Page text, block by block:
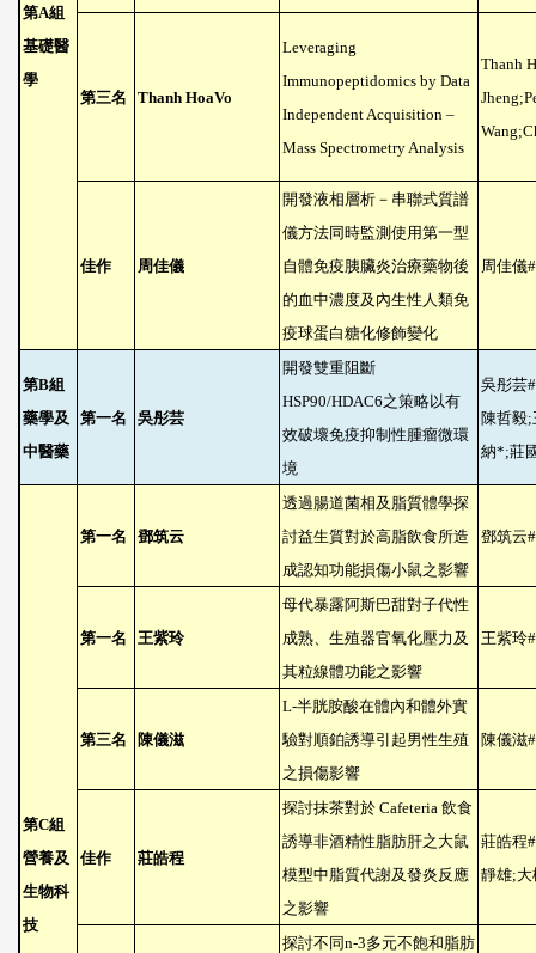
第A組
基礎醫
學
第三名 Thanh HoaVo
Leveraging
Immunopeptidomics by Data
Independent Acquisition –
Mass Spectrometry Analysis
Thanh
佳作 周佳儀
開發液相層析－串聯式質譜
儀方法同時監測使用第一型
自體免疫胰臟炎治療藥物後
的血中濃度及內生性人類免
疫球蛋白糖化修飾變化
周佳儀
第B組
藥學及
中醫藥
第一名 吳彤芸
開發雙重阻斷
HSP90/HDAC6之策略以有
效破壞免疫抑制性腫瘤微環
境
吳彤芸
陳哲毅;
納*;莊
第C組
營養及
生物科
技
第一名 鄧筑云
透過腸道菌相及脂質體學探
討益生質對於高脂飲食所造
成認知功能損傷小鼠之影響
鄧筑云
第一名 王紫玲
母代暴露阿斯巴甜對子代性
成熟、生殖器官氧化壓力及
其粒線體功能之影響
王紫玲
第三名 陳儀滋
L-半胱胺酸在體內和體外實
驗對順鉑誘導引起男性生殖
之損傷影響
陳儀滋
佳作 莊皓程
探討抹茶對於Cafeteria 飲食
誘導非酒精性脂肪肝之大鼠
模型中脂質代謝及發炎反應
之影響
莊皓程
靜雄;
探討不同n-3多元不飽和脂肪